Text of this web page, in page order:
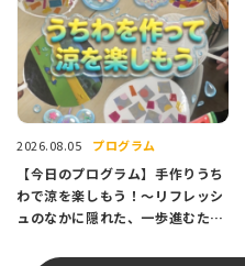
2026.08.05 プログラム
【今日のプログラム】手作りうち
わで涼を楽しもう！〜リフレッシ
ュのなかに隠れた、一歩進むため